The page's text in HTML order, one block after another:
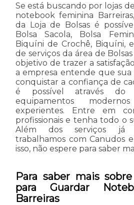
Se está buscando por lojas
notebook feminina
da Loja de Bolsas é
Bolsa Sacola, Bolsa
Biquíni de Crochê, Biquíni,
de serviços da área de
objetivo de trazer a
a empresa entende que
conquistar a confiança de
é possível através do
equipamentos
experientes. Entre em
profissionais e tenha todo o
Além dos serviços já
trabalhamos com Canudos
isso, não espere para saber
Para saber mais
para Guardar
Barreiras